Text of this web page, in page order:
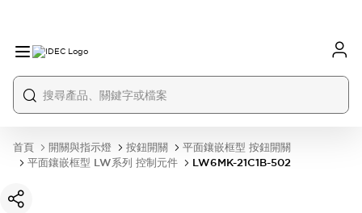
首頁 開關與指示燈 按鈕開關
平面鑲嵌框型 按鈕開關
平面鑲嵌框型 LW系列 控制元件
LW6MK-21C1B-502